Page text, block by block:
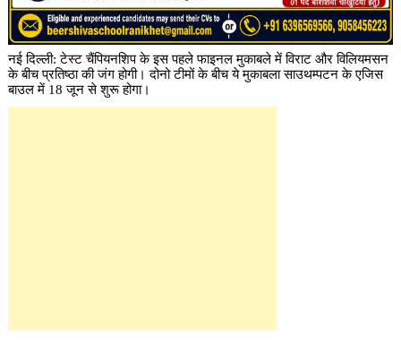
नई दिल्ली: टेस्ट चैंपियनशिप के इस पहले फाइनल मुकाबले में विराट और विलियमसन
के बीच प्रतिष्ठा की जंग होगी। दोनो टीमों के बीच ये मुकाबला साउथम्पटन के एजिस
बाउल में 18 जून से शुरू होगा।